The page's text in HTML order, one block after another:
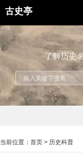
古史亭
了解历史
当前位置： 首页 > 历史科普